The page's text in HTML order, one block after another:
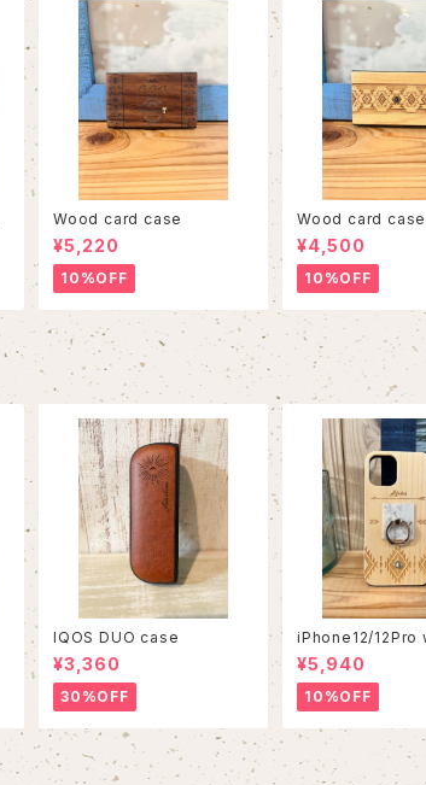
Wood card case
¥5,220
10%OFF
Wood card case
¥4,500
10%OFF
IQOS DUO case
¥3,360
30%OFF
iPhone12/12Pro
se
¥5,940
10%OFF